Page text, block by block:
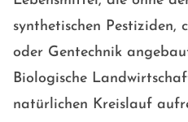
synthetischen Pestiziden,
oder Gentechnik
Biologische
natürlichen Kreislauf